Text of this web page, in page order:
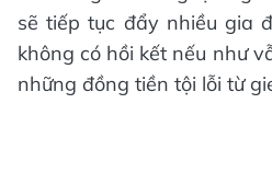
sẽ tiếp tục đẩy nhiều gia
không có hồi kết nếu như
những đồng tiền tội lỗi từ